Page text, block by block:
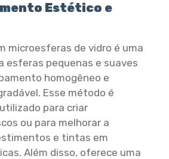
Estético e
microesferas de vidro é uma
esferas pequenas e suaves
homogêneo e
Esse método é
para criar
ou para melhorar a
e tintas em
Além disso, oferece uma